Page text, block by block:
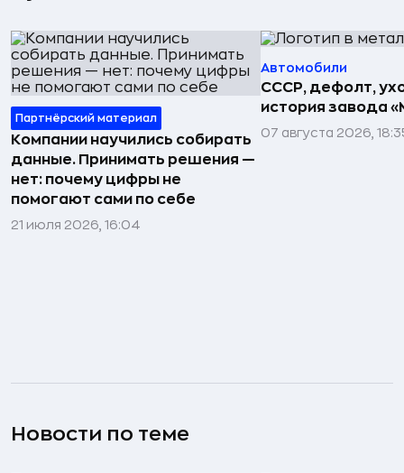
Партнёрский материал
Компании научились собирать
данные. Принимать решения —
нет: почему цифры не
помогают сами по себе
21 июля 2026, 16:04
Автомобили
СССР, дефолт,
история завода
07 августа 2026,
Новости по теме